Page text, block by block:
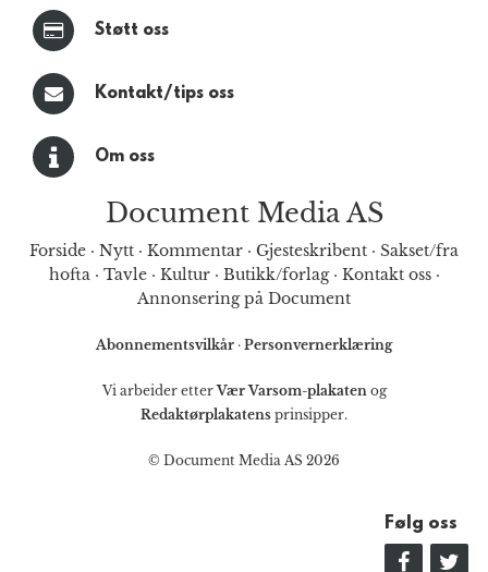
Støtt oss
Kontakt/tips oss
Om oss
Document Media AS
Forside · Nytt · Kommentar · Gjesteskribent · Sakset/fra
hofta· Tavle· Kultur· Butikk/forlag· Kontakt oss·
Annonsering på Document
Abonnementsvilkår · Personvernerklæring
Vi arbeider etterVær Varsom-plakatenog
Redaktørplakatens prinsipper.
© Document Media AS 2026
Følg oss